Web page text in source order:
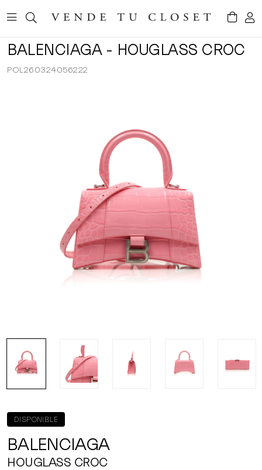
BALENCIAGA - HOUGLASS CROC
POL260324056222
DISPONIBLE
BALENCIAGA
HOUGLASS CROC